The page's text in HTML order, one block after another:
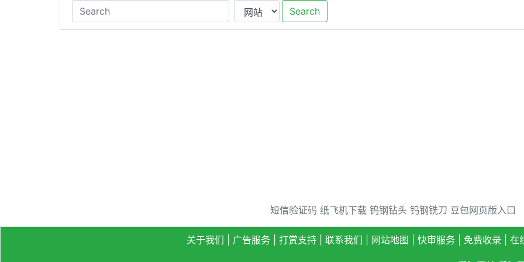
Search
短信验证码 纸飞机下载 钨钢钻头 钨钢铣刀 豆包网页版入口
关于我们 广告服务 打赏支持 联系我们 网站地图 快审服务 免费收录 在